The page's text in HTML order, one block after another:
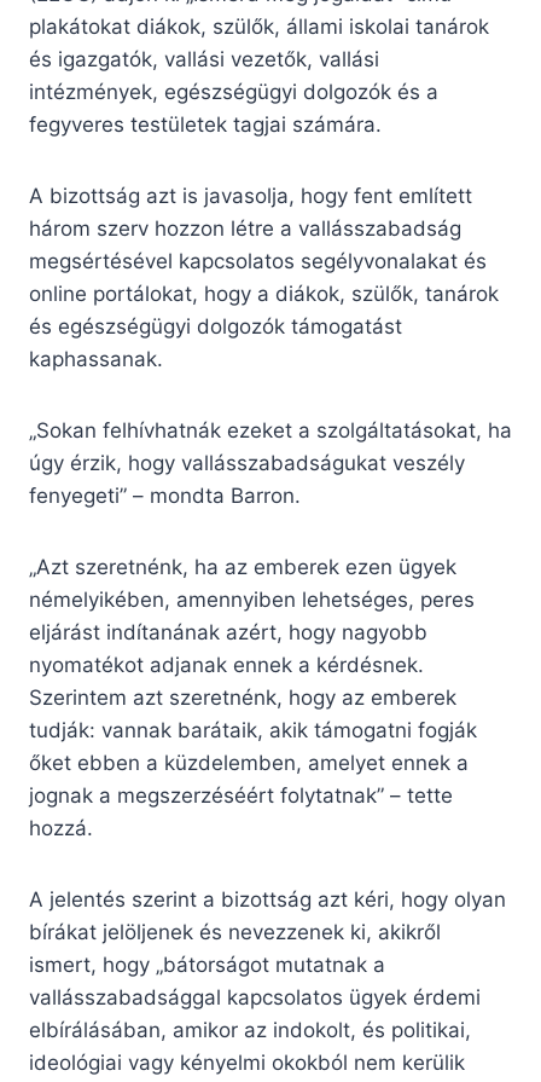
plakátokat diákok, szülők, állami iskolai tanárok
és igazgatók, vallási vezetők, vallási
intézmények, egészségügyi dolgozók és a
fegyveres testületek tagjai számára.
A bizottság azt is javasolja, hogy fent említett
három szerv hozzon létre a vallásszabadság
megsértésével kapcsolatos segélyvonalakat és
online portálokat, hogy a diákok, szülők, tanárok
és egészségügyi dolgozók támogatást
kaphassanak.
„Sokan felhívhatnák ezeket a szolgáltatásokat, ha
úgy érzik, hogy vallásszabadságukat veszély
fenyegeti” – mondta Barron.
„Azt szeretnénk, ha az emberek ezen ügyek
némelyikében, amennyiben lehetséges, peres
eljárást indítanának azért, hogy nagyobb
nyomatékot adjanak ennek a kérdésnek.
Szerintem azt szeretnénk, hogy az emberek
tudják: vannak barátaik, akik támogatni fogják
őket ebben a küzdelemben, amelyet ennek a
jognak a megszerzéséért folytatnak” – tette
hozzá.
A jelentés szerint a bizottság azt kéri, hogy olyan
bírákat jelöljenek és nevezzenek ki, akikről
ismert, hogy „bátorságot mutatnak a
vallásszabadsággal kapcsolatos ügyek érdemi
elbírálásában, amikor az indokolt, és politikai,
ideológiai vagy kényelmi okokból nem kerülik